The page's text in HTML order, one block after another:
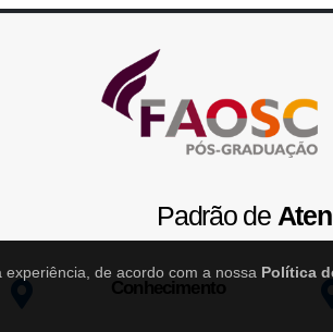
de acordo com a nossa Política
Padrão de
Conhecimento